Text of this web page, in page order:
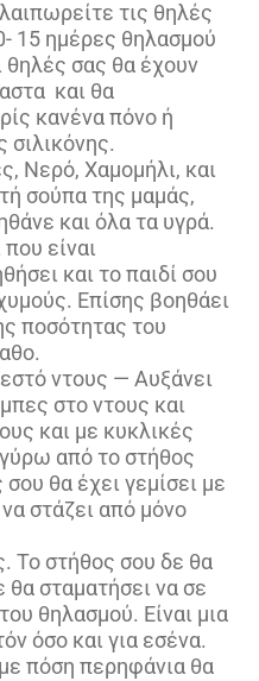
τις θηλές
15 ημέρες θηλασμού
θηλές σας θα έχουν
και θα
κανένα πόνο ή
σιλικόνης.
Νερό, Χαμομήλι, και
σούπα της μαμάς,
και όλα τα υγρά.
είναι
και το παιδί σου
Επίσης βοηθάει
ποσότητας του
ντους — Αυξάνει
στο ντους και
και με κυκλικές
γύρω από το στήθος
θα έχει γεμίσει με
στάζει από μόνο
Το στήθος σου δε θα
θα σταματήσει να σε
θηλασμού. Είναι μια
όσο και για εσένα.
πόση περηφάνια θα